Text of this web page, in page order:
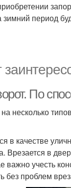
период
По
несколько
в качестве
Врезается в
важно учесть
без проблем